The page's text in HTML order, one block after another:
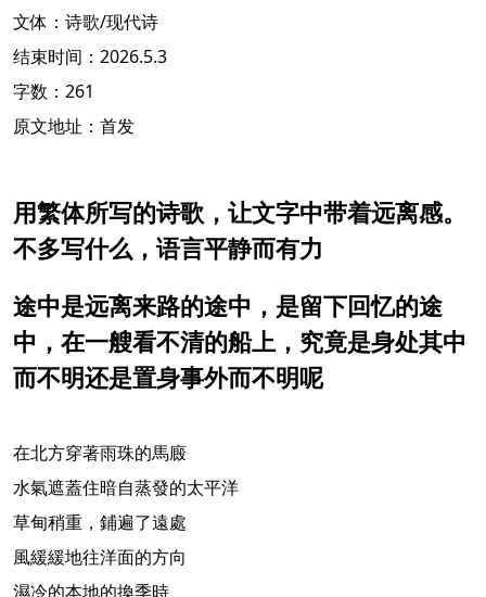
文体：诗歌/现代诗
结束时间：2026.5.3
字数：261
原文地址：首发
用繁体所写的诗歌，让文字中带着远离感。
不多写什么，语言平静而有力
途中是远离来路的途中，是留下回忆的途
中，在一艘看不清的船上，究竟是身处其中
而不明还是置身事外而不明呢
在北方穿著雨珠的馬廄
水氣遮蓋住暗自蒸發的太平洋
草甸稍重，鋪遍了遠處
風緩緩地往洋面的方向
濕冷的本地的換季時